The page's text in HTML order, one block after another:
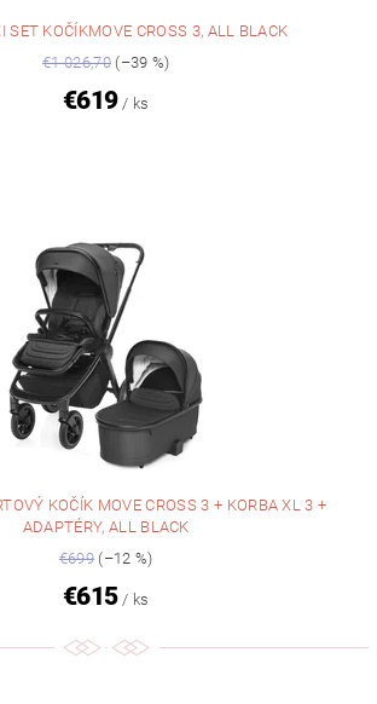
SET KOČÍKMOVE CROSS 3, ALL BLACK
€1 026,70(–39 %)
€619 / ks
KOČÍK MOVE CROSS 3 + KORBA XL 3 +
ADAPTÉRY, ALL BLACK
€699 (–12 %)
€615 / ks